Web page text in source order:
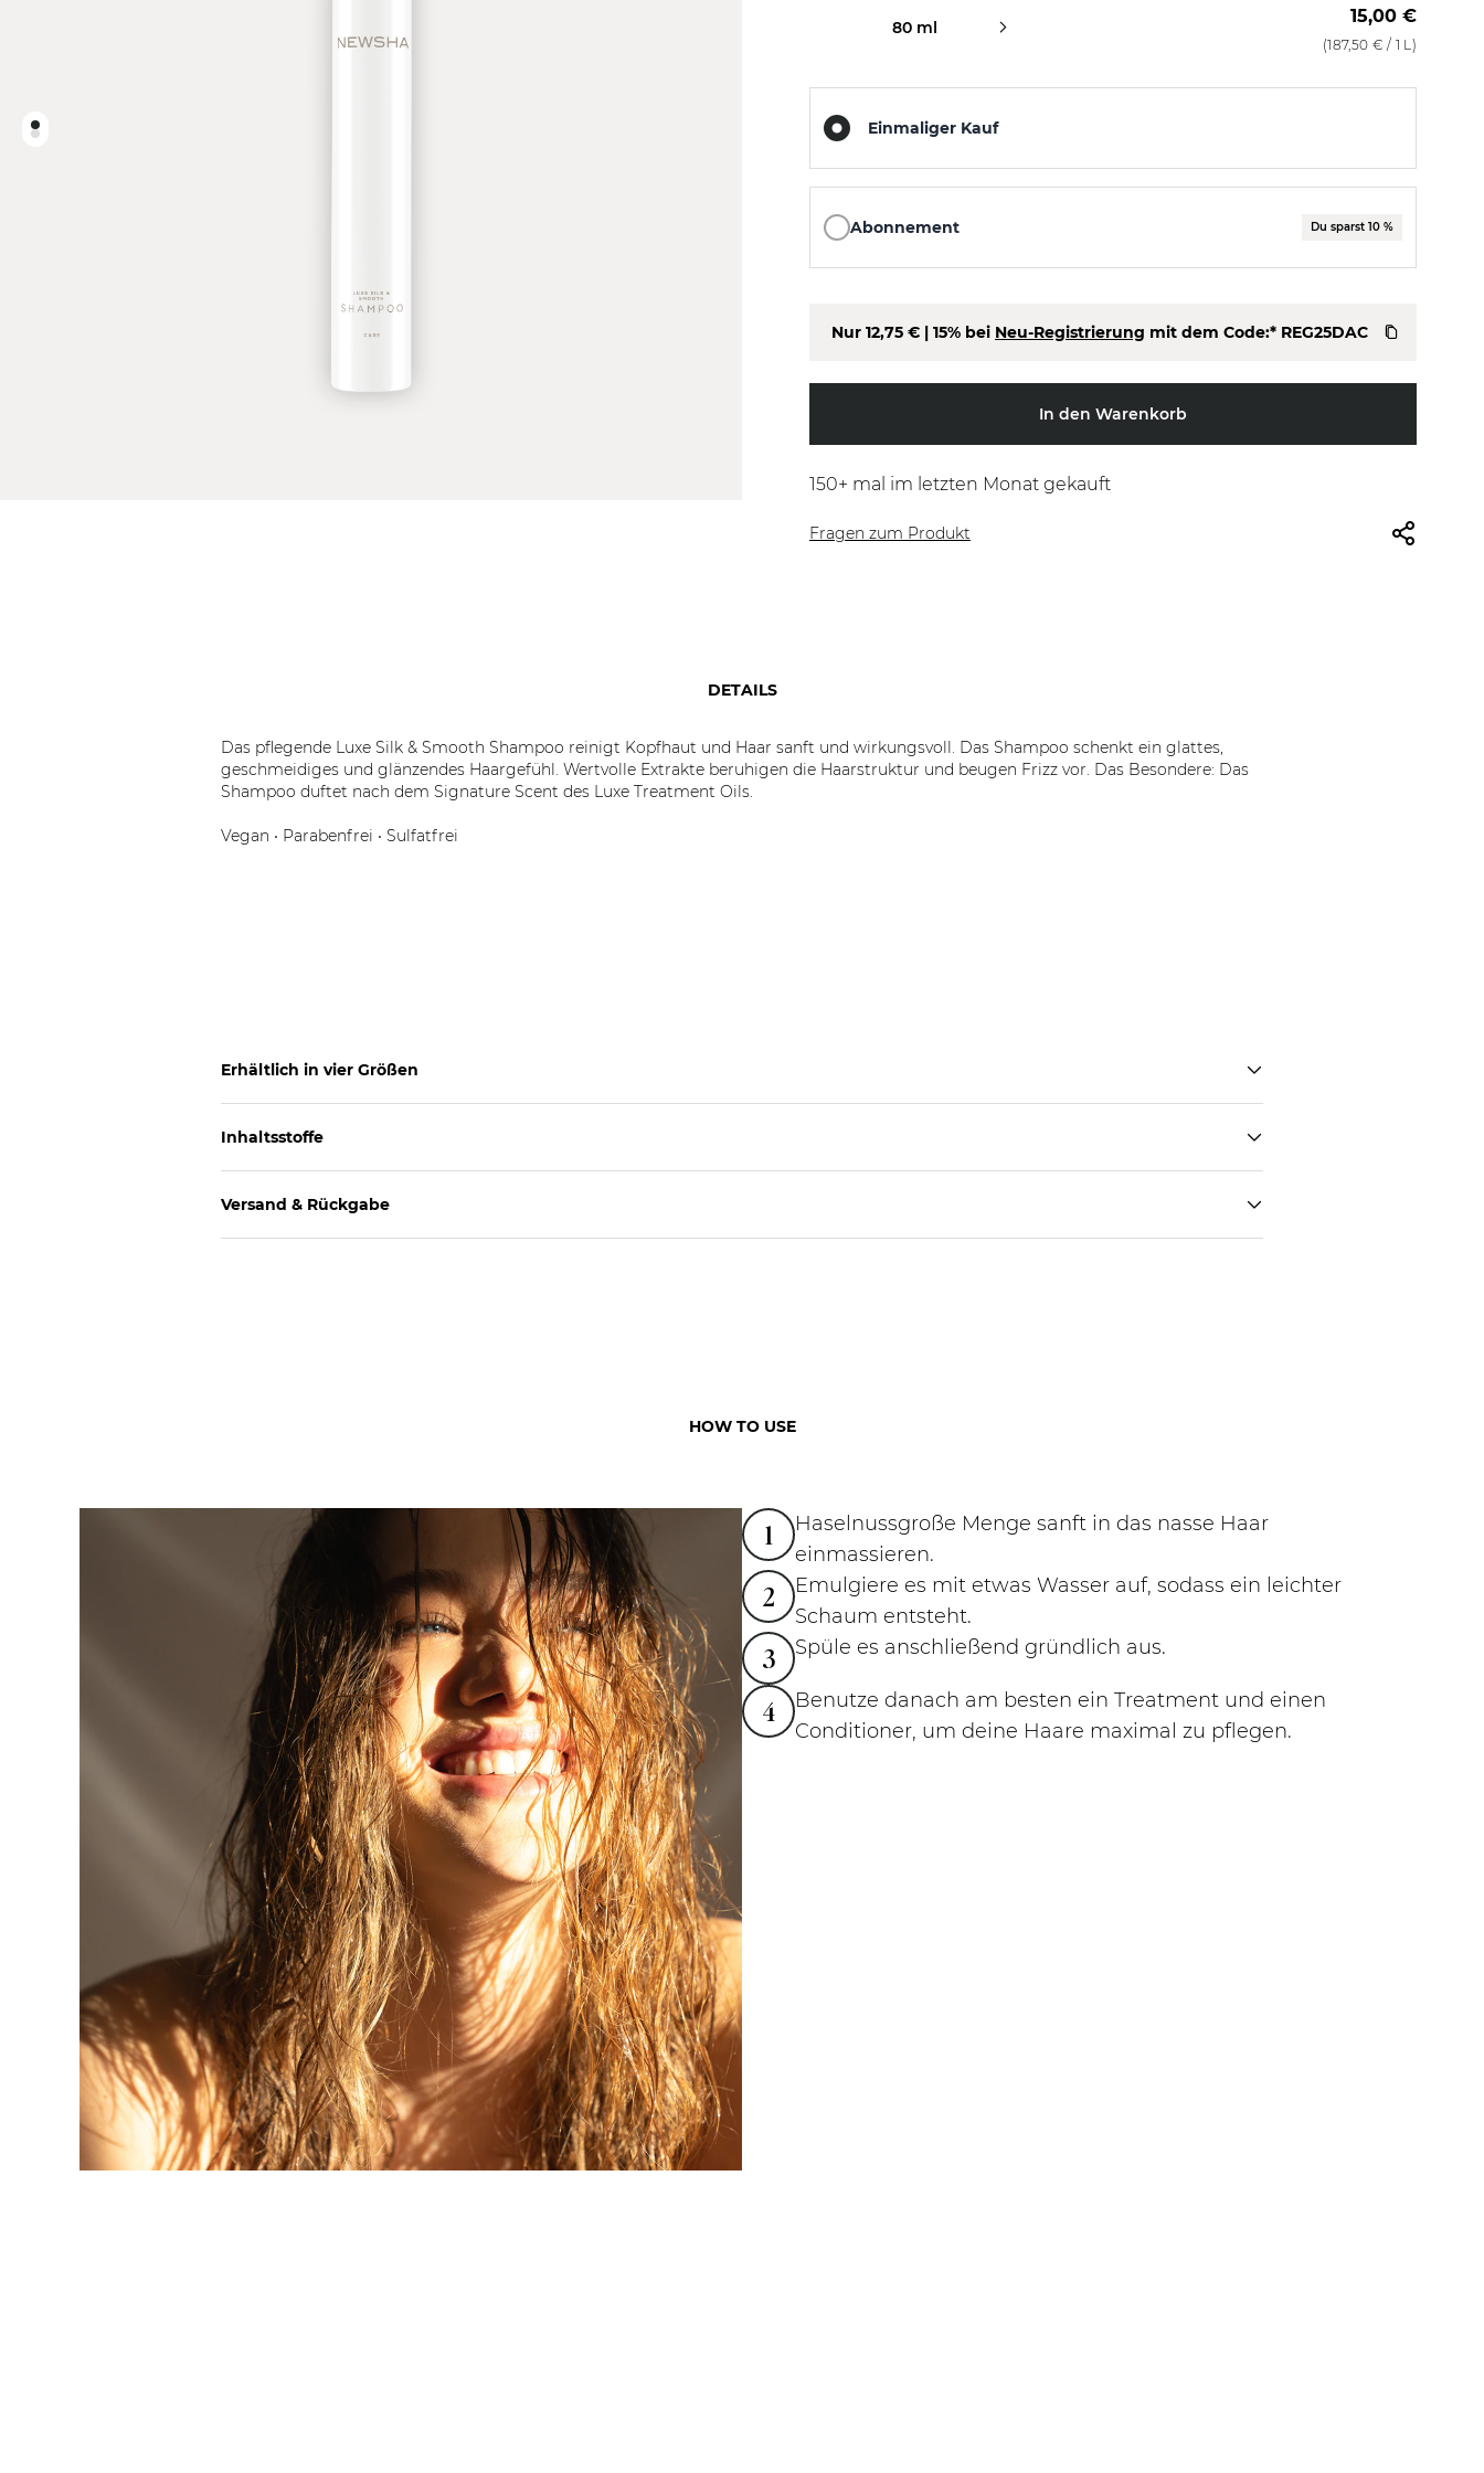
80 ml 1000 ml
15,00 €
(187,50 € / 1 L)
Einmaliger Kauf
Abonnement Du sparst 10 %
Nur 12,75 € | 15% bei Neu-Registrierung mit dem Code:* REG25DAC
In den Warenkorb
150+ mal im letzten Monat gekauft
Fragen zum Produkt
DETAILS
Das pflegende Luxe Silk & Smooth Shampoo reinigt Kopfhaut und Haar sanft und wirkungsvoll. Das Shampoo schenkt ein glattes,
geschmeidiges und glänzendes Haargefühl. Wertvolle Extrakte beruhigen die Haarstruktur und beugen Frizz vor. Das Besondere: Das
Shampoo duftet nach dem Signature Scent des Luxe Treatment Oils.
Vegan • Parabenfrei • Sulfatfrei
Erhältlich in vier Größen
Inhaltsstoffe
Versand & Rückgabe
HOW TO USE
1
Haselnussgroße Menge sanft in das nasse Haar
einmassieren.
2
Emulgiere es mit etwas Wasser auf, sodass ein leichter
Schaum entsteht.
3 Spüle es anschließend gründlich aus.
4
Benutze danach am besten ein Treatment und einen
Conditioner, um deine Haare maximal zu pflegen.